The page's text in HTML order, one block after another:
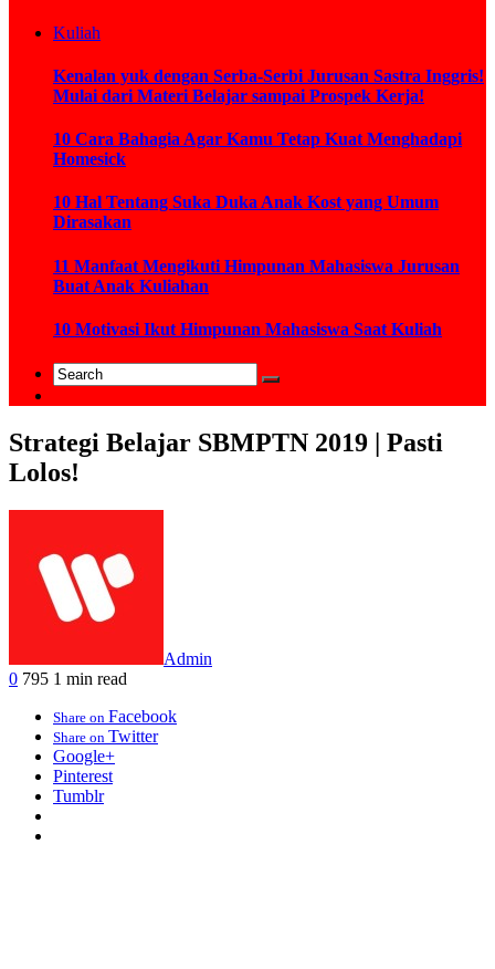
Kuliah
Kenalan yuk dengan Serba-Serbi Jurusan Sastra Inggris!
Mulai dari Materi Belajar sampai Prospek Kerja!
10 Cara Bahagia Agar Kamu Tetap Kuat Menghadapi
Homesick
10 Hal Tentang Suka Duka Anak Kost yang Umum
Dirasakan
11 Manfaat Mengikuti Himpunan Mahasiswa Jurusan
Buat Anak Kuliahan
10 Motivasi Ikut Himpunan Mahasiswa Saat Kuliah
Strategi Belajar SBMPTN 2019 | Pasti
Lolos!
Admin
0 795 1 min read
Share on Facebook
Share on Twitter
Google+
Pinterest
Tumblr